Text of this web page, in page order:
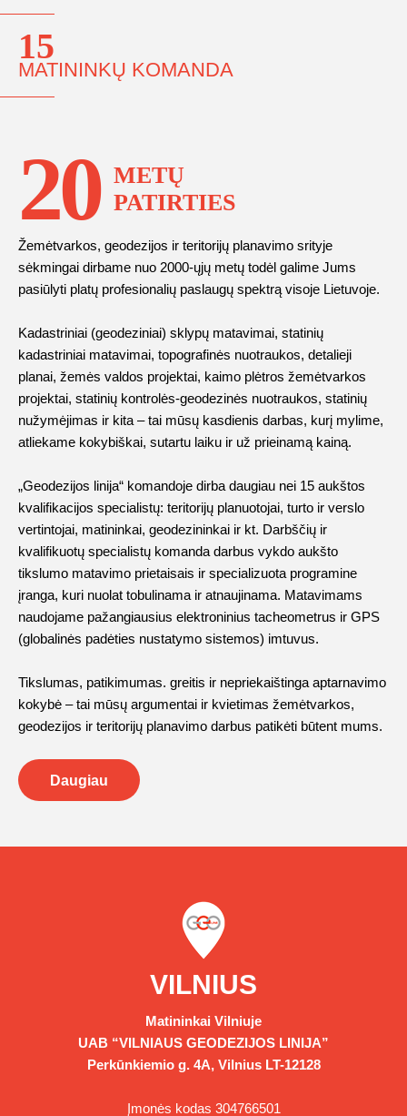
15
MATININKŲ KOMANDA
20 METŲ
PATIRTIES
Žemėtvarkos, geodezijos ir teritorijų planavimo srityje
sėkmingai dirbame nuo 2000-ųjų metų todėl galime Jums
pasiūlyti platų profesionalių paslaugų spektrą visoje Lietuvoje.
Kadastriniai (geodeziniai) sklypų matavimai, statinių
kadastriniai matavimai, topografinės nuotraukos, detalieji
planai, žemės valdos projektai, kaimo plėtros žemėtvarkos
projektai, statinių kontrolės-geodezinės nuotraukos, statinių
nužymėjimas ir kita – tai mūsų kasdienis darbas, kurį mylime,
atliekame kokybiškai, sutartu laiku ir už prieinamą kainą.
„Geodezijos linija“ komandoje dirba daugiau nei 15 aukštos
kvalifikacijos specialistų: teritorijų planuotojai, turto ir verslo
vertintojai, matininkai, geodezininkai ir kt. Darbščių ir
kvalifikuotų specialistų komanda darbus vykdo aukšto
tikslumo matavimo prietaisais ir specializuota programine
įranga, kuri nuolat tobulinama ir atnaujinama. Matavimams
naudojame pažangiausius elektroninius tacheometrus ir GPS
(globalinės padėties nustatymo sistemos) imtuvus.
Tikslumas, patikimumas. greitis ir nepriekaištinga aptarnavimo
kokybė – tai mūsų argumentai ir kvietimas žemėtvarkos,
geodezijos ir teritorijų planavimo darbus patikėti būtent mums.
Daugiau
VILNIUS
Matininkai Vilniuje
UAB “VILNIAUS GEODEZIJOS LINIJA”
Perkūnkiemio g. 4A, Vilnius LT-12128
Įmonės kodas 304766501